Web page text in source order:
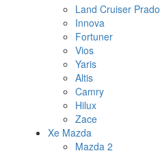
Land Cruiser Prado
Innova
Fortuner
Vios
Yaris
Altis
Camry
Hilux
Zace
Xe Mazda
Mazda 2